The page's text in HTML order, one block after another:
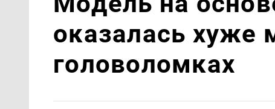
оказалась хуже
головоломках